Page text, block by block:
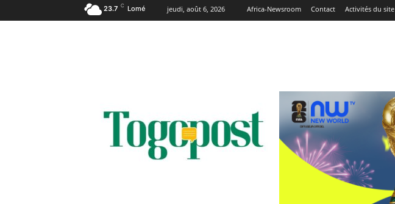
23.7 C Lomé jeudi, août 6, 2026 Africa-Newsroom Contact Activités du site